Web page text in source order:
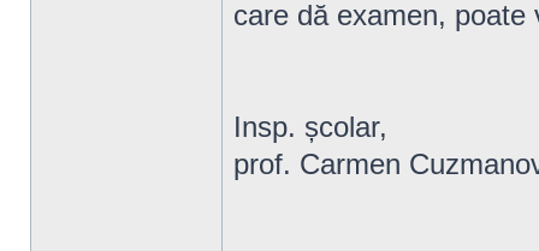
care dă examen,
Insp. școlar,
prof. Carmen